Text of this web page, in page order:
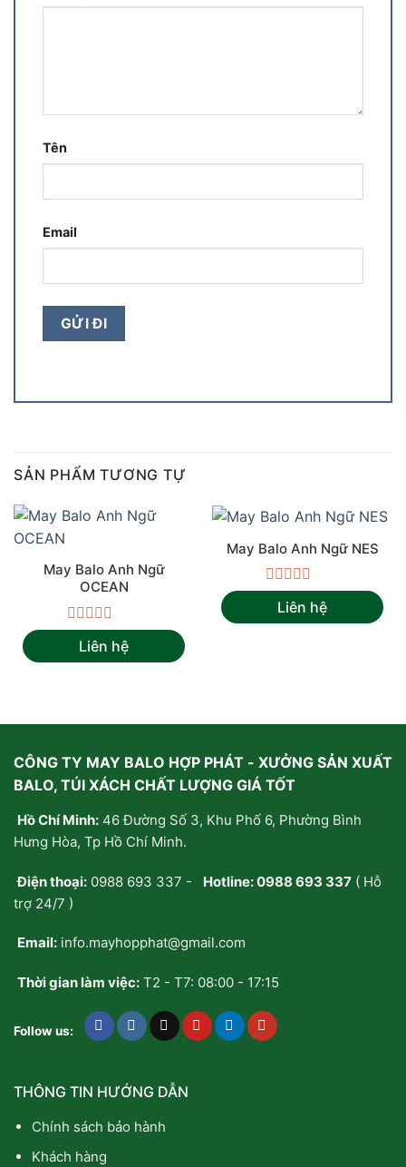
Tên
Email
SẢN PHẨM TƯƠNG TỰ
May Balo Anh Ngữ
OCEAN
Được
xếp
hạng
Liên hệ
May Balo Anh Ngữ NES
Được
xếp
hạng
Liên hệ
CÔNG TY MAY BALO HỢP PHÁT - XƯỞNG SẢN XUẤT
BALO, TÚI XÁCH CHẤT LƯỢNG GIÁ TỐT
Hồ Chí Minh: 46 Đường Số 3, Khu Phố 6, Phường Bình
Hưng Hòa, Tp Hồ Chí Minh.
Điện thoại: 0988 693 337 - Hotline:0988 693 337 ( Hỗ
trợ 24/7 )
Email: info.mayhopphat@gmail.com
Thời gian làm việc: T2 - T7: 08:00 - 17:15
Follow us:
THÔNG TIN HƯỚNG DẪN
Chính sách bảo hành
Khách hàng